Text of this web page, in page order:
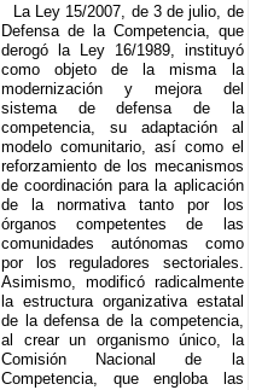
La Ley 15/2007, de 3 de julio, de
Defensa de la Competencia, que
derogó la Ley 16/1989, instituyó
como objeto de la misma la
modernización y mejora del
sistema de defensa de la
competencia, su adaptación al
modelo comunitario, así como el
reforzamiento de los mecanismos
de coordinación para la aplicación
de la normativa tanto por los
órganos competentes de las
comunidades autónomas como
por los reguladores sectoriales.
Asimismo, modificó radicalmente
la estructura organizativa estatal
de la defensa de la competencia,
al crear un organismo único, la
Comisión Nacional de la
Competencia, que engloba las